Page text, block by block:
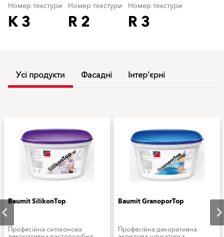
Номер текстури
K 3
Номер текстури
R 2
Номер текстури
R 3
Усі продукти Фасадні Інтер'єрні
Baumit SilikonTop
Професійна силіконова
Baumit GranoporTop
Професійна декоративна